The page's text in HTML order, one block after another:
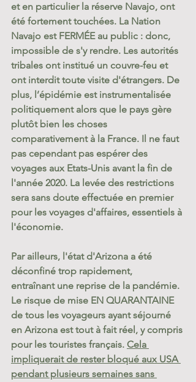
et en particulier la réserve Navajo, ont
été fortement touchées. La Nation
Navajo est FERMÉE au public : donc,
impossible de s'y rendre. Les autorités
tribales ont institué un couvre-feu et
ont interdit toute visite d'étrangers. De
plus, l’épidémie est instrumentalisée
politiquement alors que le pays gère
plutôt bien les choses
comparativement à la France. Il ne faut
pas cependant pas espérer des
voyages aux Etats-Unis avant la fin de
l'année 2020. La levée des restrictions
sera sans doute effectuée en premier
pour les voyages d'affaires, essentiels à
l'économie.
Par ailleurs, l'état d'Arizona a été
déconfiné trop rapidement,
entraînant une reprise de la pandémie.
Le risque de mise EN QUARANTAINE
de tous les voyageurs ayant séjourné
en Arizona est tout à fait réel, y compris
pour les touristes français. Cela
impliquerait de rester bloqué aux USA
pendant plusieurs semaines sans